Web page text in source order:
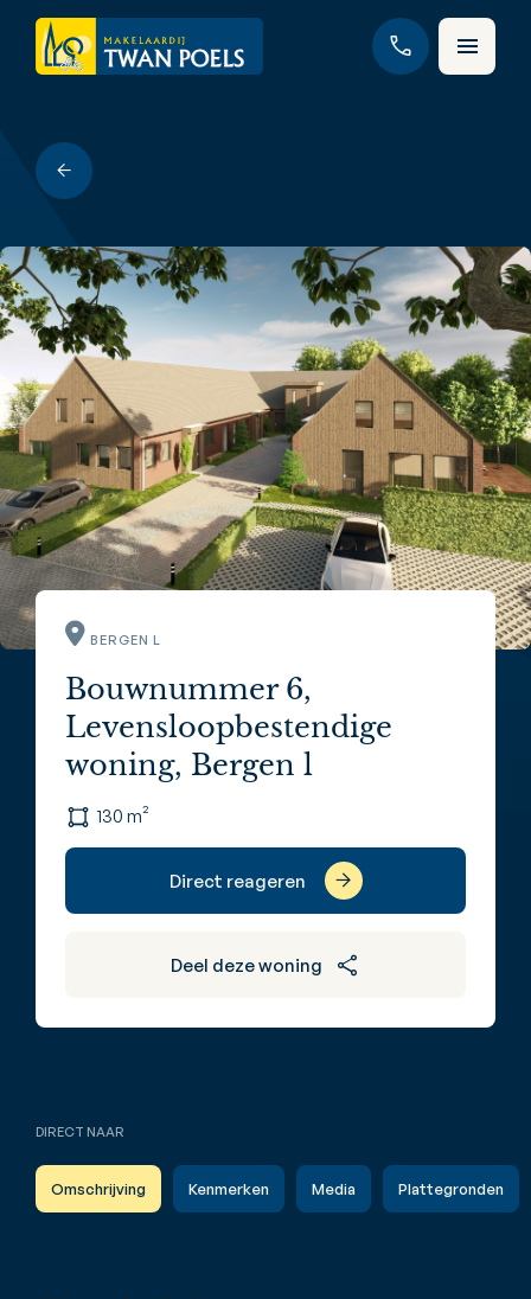
BERGEN L
Bouwnummer 6,
Levensloopbestendige
woning, Bergen l
130 m²
Direct reageren
Deel deze woning
DIRECT NAAR
Omschrijving Kenmerken Media Plattegronden